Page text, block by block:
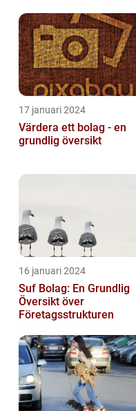
17 januari 2024
Värdera ett bolag - en
grundlig översikt
16 januari 2024
Suf Bolag: En Grundlig
Översikt över
Företagsstrukturen